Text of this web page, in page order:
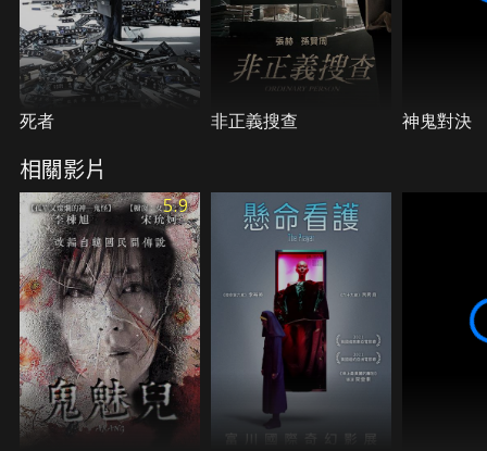
死者 非正義搜查 神鬼對決
相關影片
5.9